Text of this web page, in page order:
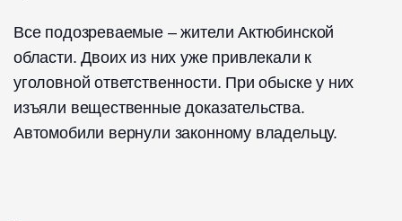
Все подозреваемые – жители Актюбинской
области. Двоих из них уже привлекали к
уголовной ответственности. При обыске у них
изъяли вещественные доказательства.
Автомобили вернули законному владельцу.